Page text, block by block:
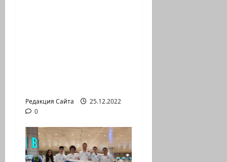
Редакция Сайта
25.12.2022
0